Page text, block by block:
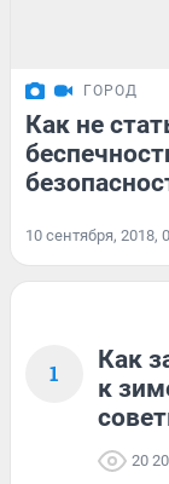
ГОРОД
Как не
10 сентября, 2018,
1
Как
к
20